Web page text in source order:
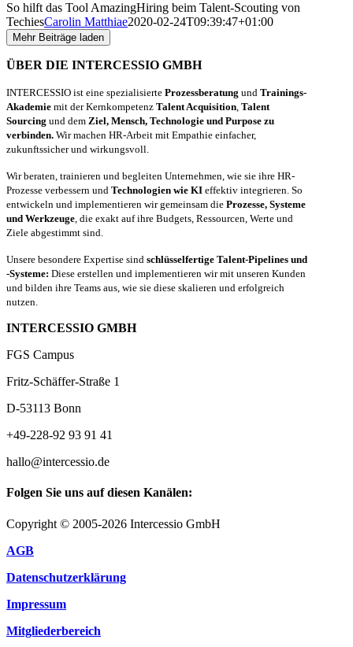
So hilft das Tool AmazingHiring beim Talent-Scouting von
TechiesCarolin Matthiae2020-02-24T09:39:47+01:00
Mehr Beiträge laden
ÜBER DIE INTERCESSIO GMBH
INTERCESSIO ist eine spezialisierte Prozessberatung und Trainings-
Akademie mit der Kernkompetenz Talent Acquisition, Talent
Sourcing und dem Ziel, Mensch, Technologie und Purpose zu
verbinden. Wir machen HR-Arbeit mit Empathie einfacher,
zukunftssicher und wirkungsvoll.
Wir beraten, trainieren und begleiten Unternehmen, wie sie ihre HR-
Prozesse verbessern und Technologien wie KI effektiv integrieren. So
entwickeln und implementieren wir gemeinsam die Prozesse, Systeme
und Werkzeuge, die exakt auf ihre Budgets, Ressourcen, Werte und
Ziele abgestimmt sind.
Unsere besondere Expertise sind schlüsselfertige Talent-Pipelines und
-Systeme: Diese erstellen und implementieren wir mit unseren Kunden
und bilden ihre Teams aus, wie sie diese skalieren und erfolgreich
nutzen.
INTERCESSIO GMBH
FGS Campus
Fritz-Schäffer-Straße 1
D-53113 Bonn
+49-228-92 93 91 41
hallo@intercessio.de
Folgen Sie uns auf diesen Kanälen:
Copyright © 2005-2026 Intercessio GmbH
AGB
Datenschutzerklärung
Impressum
Mitgliederbereich